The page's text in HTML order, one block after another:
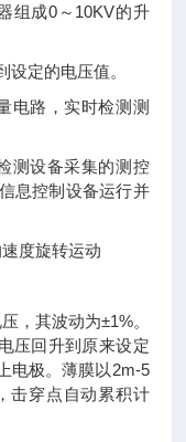
组成0～10KV的升
定的电压值。
电路，实时检测测
测设备采集的测控
息控制设备运行并
度旋转运动
，其波动为±1%。
压回升到原来设定
电极。薄膜以2m-5
击穿点自动累积计